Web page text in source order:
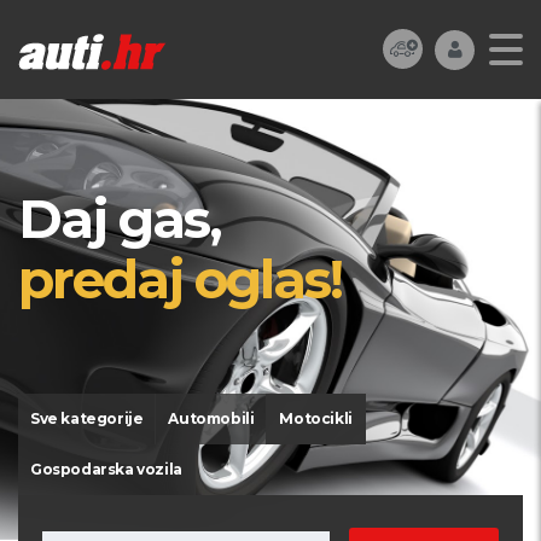
Daj gas,
predaj oglas!
Sve kategorije Automobili Motocikli
Gospodarska vozila